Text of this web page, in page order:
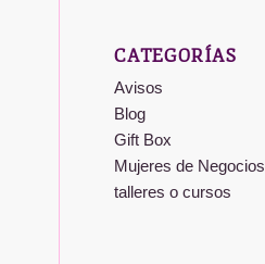
CATEGORÍAS
Avisos
Blog
Gift Box
Mujeres de Negocios
talleres o cursos